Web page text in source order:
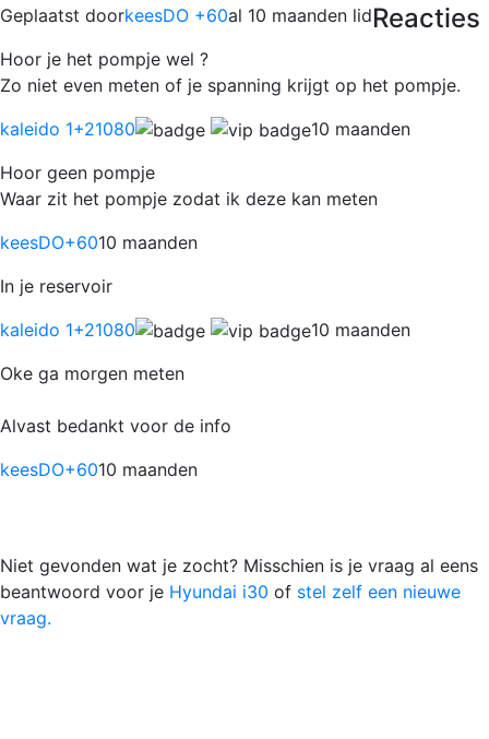
Geplaatst doorkeesDO +60al 10 maanden lidReacties
Hoor je het pompje wel ?
Zo niet even meten of je spanning krijgt op het pompje.
kaleido 1+21080
10 maanden
Hoor geen pompje
Waar zit het pompje zodat ik deze kan meten
keesDO+6010 maanden
In je reservoir
kaleido 1+21080
10 maanden
Oke ga morgen meten
Alvast bedankt voor de info
keesDO+6010 maanden
Niet gevonden wat je zocht? Misschien is je vraag al eens
beantwoord voor je Hyundai i30 of stel zelf een nieuwe
vraag.